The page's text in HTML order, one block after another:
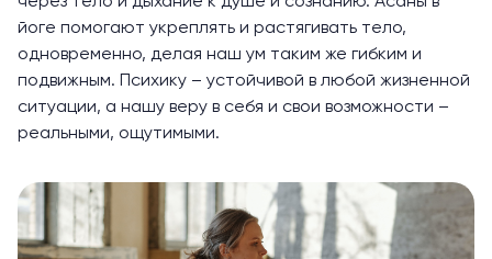
йоге помогают укреплять и растягивать тело,
одновременно, делая наш ум таким же гибким и
подвижным. Психику – устойчивой в любой жизненной
ситуации, а нашу веру в себя и свои возможности –
реальными, ощутимыми.